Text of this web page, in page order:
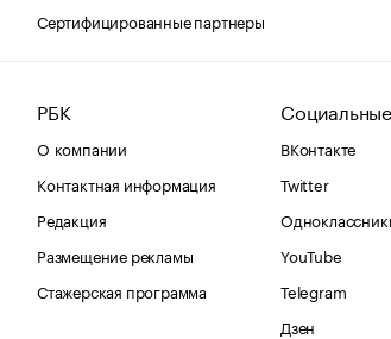
Сертифицированные партнеры
РБК
О компании
Контактная информация
Редакция
Размещение рекламы
Стажерская программа
ВКонтакте
Twitter
YouTube
Telegram
Дзен